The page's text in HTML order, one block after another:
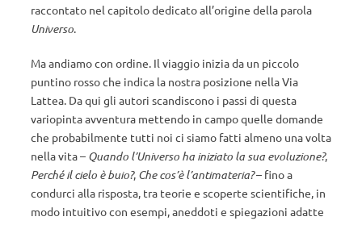
raccontato nel capitolo dedicato all’origine della parola
Universo.
Ma andiamo con ordine. Il viaggio inizia da un piccolo
puntino rosso che indica la nostra posizione nella Via
Lattea. Da qui gli autori scandiscono i passi di questa
variopinta avventura mettendo in campo quelle domande
che probabilmente tutti noi ci siamo fatti almeno una volta
nella vita – Quando l’Universo ha iniziato la sua evoluzione?,
Perché il cielo è buio?, Che cos’è l’antimateria?– fino a
condurci alla risposta, tra teorie e scoperte scientifiche, in
modo intuitivo con esempi, aneddoti e spiegazioni adatte